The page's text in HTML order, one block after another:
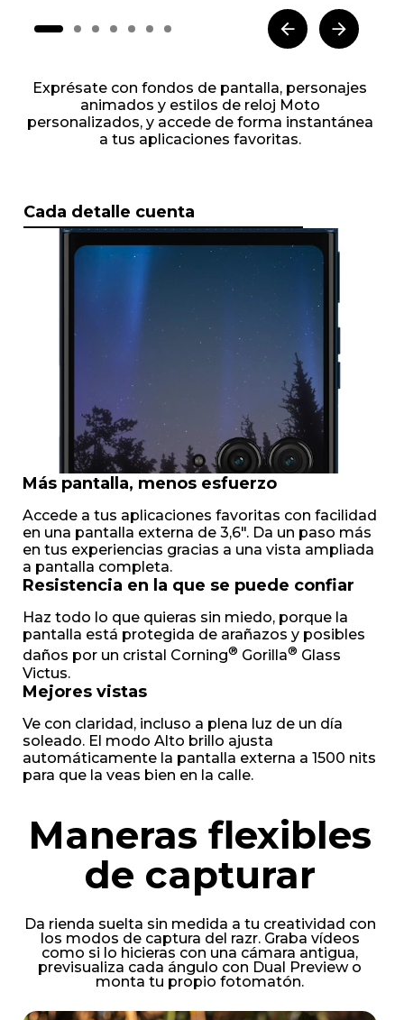
Exprésate con fondos de pantalla, personajes
animados y estilos de reloj Moto
personalizados, y accede de forma instantánea
a tus aplicaciones favoritas.
Cada detalle cuenta
Más pantalla, menos esfuerzo
Accede a tus aplicaciones favoritas con facilidad
en una pantalla externa de 3,6". Da un paso más
en tus experiencias gracias a una vista ampliada
a pantalla completa.
Resistencia en la que se puede confiar
Haz todo lo que quieras sin miedo, porque la
pantalla está protegida de arañazos y posibles
daños por un cristal Corning® Gorilla® Glass
Victus.
Mejores vistas
Ve con claridad, incluso a plena luz de un día
soleado. El modo Alto brillo ajusta
automáticamente la pantalla externa a 1500 nits
para que la veas bien en la calle.
Maneras flexibles
de capturar
Da rienda suelta sin medida a tu creatividad con
los modos de captura del razr. Graba vídeos
como si lo hicieras con una cámara antigua,
previsualiza cada ángulo con Dual Preview o
monta tu propio fotomatón.